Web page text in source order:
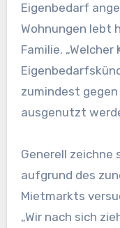
Eigenbedarf
Wohnungen lebt
Familie.
zumindest
ausgenutzt
Generell zeichne
aufgrund des
Mietmarkts
„Wir nach sich